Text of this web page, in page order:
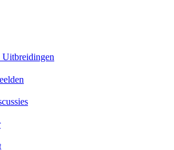
Uitbreidingen